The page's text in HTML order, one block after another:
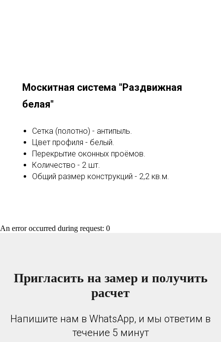
Москитная система "Раздвижная
белая"
Сетка (полотно) - антипыль.
Цвет профиля - белый.
Перекрытие оконных проёмов.
Количество - 2 шт.
Общий размер конструкций - 2,2 кв.м.
An error occurred during request: 0
Пригласить на замер и получить
расчет
Напишите нам в WhatsApp, и мы ответим в
течение 5 минут